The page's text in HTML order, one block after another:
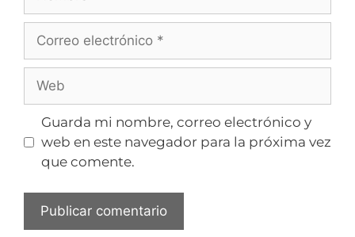
Guarda mi nombre, correo electrónico y
web en este navegador para la próxima vez
que comente.